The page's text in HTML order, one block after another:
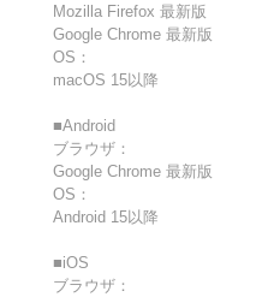
Mozilla Firefox 最新版
Google Chrome 最新版
OS：
macOS 15以降
■Android
ブラウザ：
Google Chrome 最新版
OS：
Android 15以降
■iOS
ブラウザ：